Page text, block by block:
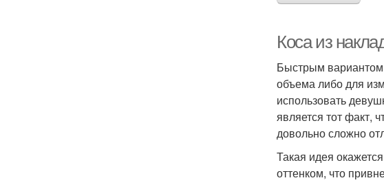
Коса из
Быстрым вариантом
объема либо для
использовать
является тот факт,
довольно сложно
Такая идея
оттенком, что